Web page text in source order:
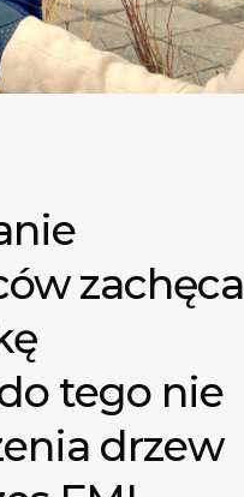
zachęca
tego nie
drzew